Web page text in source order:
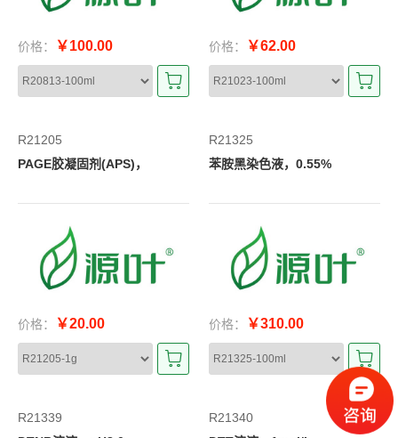
价格： ￥100.00 价格： ￥62.00
R21205
PAGE胶凝固剂(APS)，
价格： ￥20.00
R21325
苯胺黑染色液，0.55%
价格： ￥310.00
R21339
R21340